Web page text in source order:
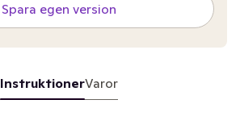
Spara egen version
InstruktionerVaror